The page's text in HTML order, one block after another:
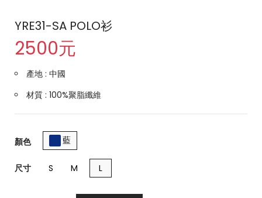
YRE31-SA POLO衫
2500元
產地 : 中國
材質 : 100%聚脂纖維
顏色 藍
尺寸 S M L